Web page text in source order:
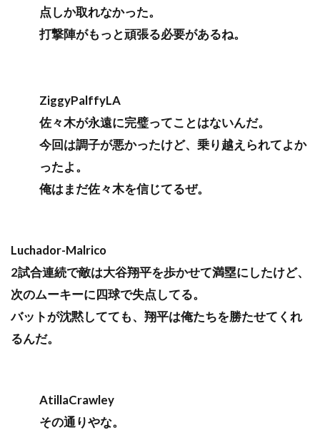
点しか取れなかった。
打撃陣がもっと頑張る必要があるね。
ZiggyPalffyLA
佐々木が永遠に完璧ってことはないんだ。
今回は調子が悪かったけど、乗り越えられてよか
ったよ。
俺はまだ佐々木を信じてるぜ。
Luchador-Malrico
2試合連続で敵は大谷翔平を歩かせて満塁にしたけど、
次のムーキーに四球で失点してる。
バットが沈黙してても、翔平は俺たちを勝たせてくれ
るんだ。
AtillaCrawley
その通りやな。